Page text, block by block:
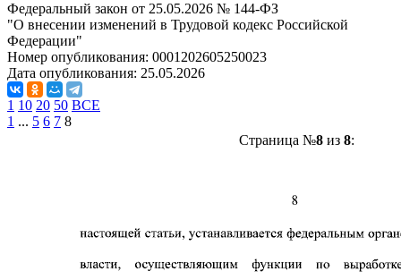
Федеральный закон от 25.05.2026 № 144-ФЗ
"О внесении изменений в Трудовой кодекс Российской
Федерации"
Номер опубликования: 0001202605250023
Дата опубликования: 25.05.2026
1 10 20 50 ВСЕ
1 ... 5 6 7 8
Страница №8из 8: